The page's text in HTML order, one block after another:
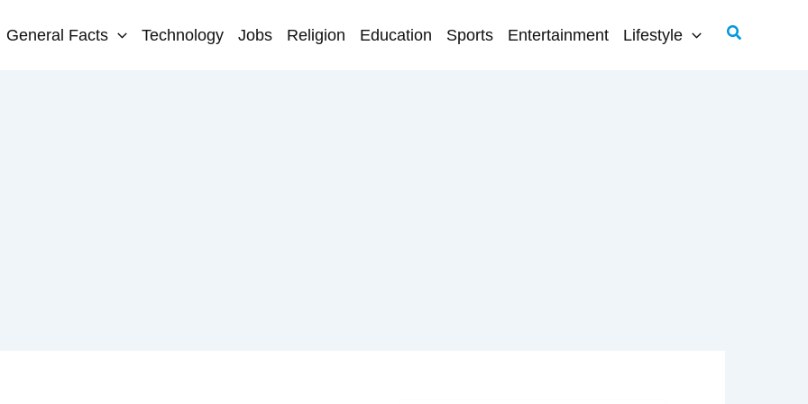
General Facts Technology Jobs Religion Education Sports Entertainment Lifestyle Search